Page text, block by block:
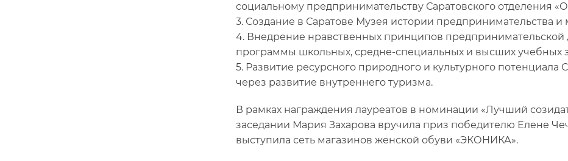
социальному предпринимательству Саратовского отделения
3. Создание в Саратове Музея истории предпринимательства и
4. Внедрение нравственных принципов предпринимательской
программы школьных, средне-специальных и высших учебных
5. Развитие ресурсного природного и культурного потенциала
через развитие внутреннего туризма.
В рамках награждения лауреатов в номинации «Лучший
заседании Мария Захарова вручила приз победителю Елене
выступила сеть магазинов женской обуви «ЭКОНИКА».